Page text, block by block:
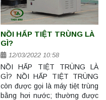
NỒI HẤP TIỆT TRÙNG LÀ
GÌ?
12/03/2022 10:58
NỒI HẤP TIỆT TRÙNG LÀ
GÌ? NỒI HẤP TIỆT TRÙNG
còn được gọi là máy tiệt trùng
bằng hơi nước; thường được